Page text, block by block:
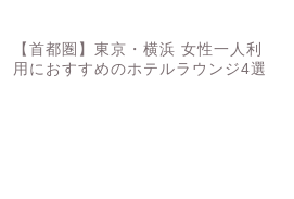
【首都圏】東京・横浜 女性一人利
用におすすめのホテルラウンジ4選